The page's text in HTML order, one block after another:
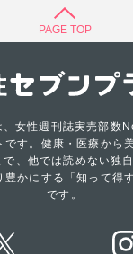
PAGE TOP
、女性週刊誌実売部数
です。健康・医療から
、他では読めない独
豊かにする「知って得
です。